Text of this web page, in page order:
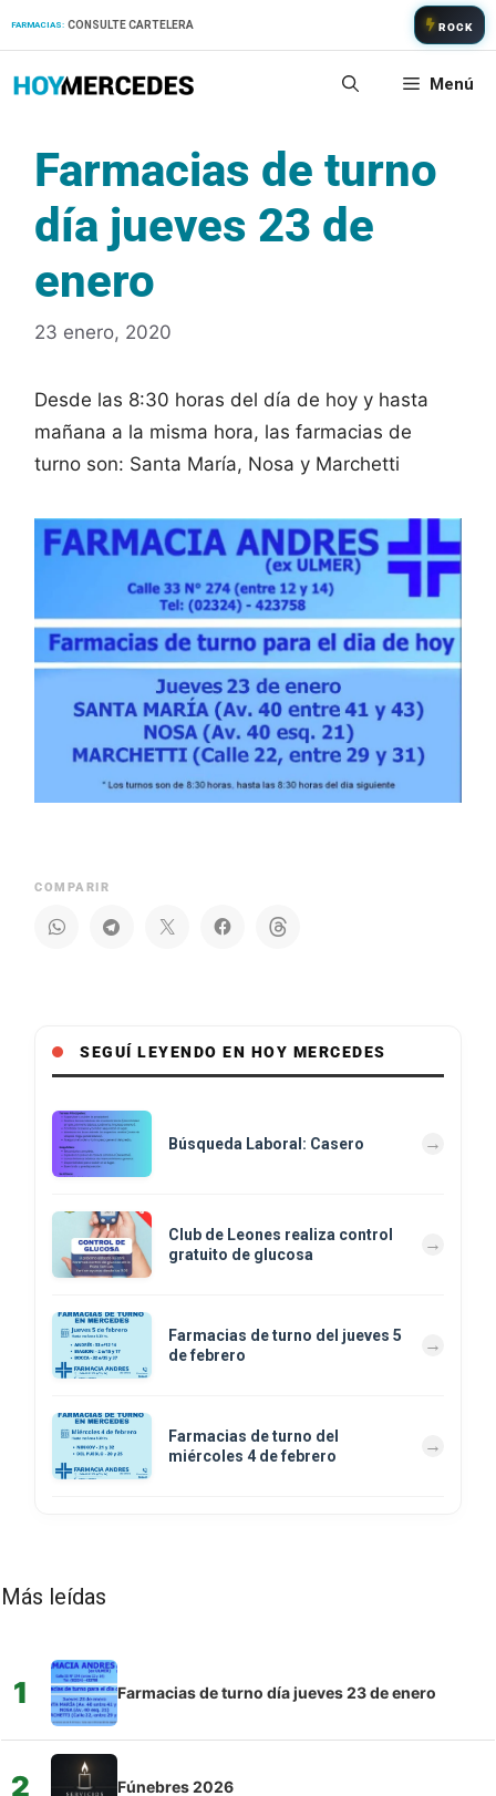
FARMACIAS: CONSULTE CARTELERA ROCK
Menú
Farmacias de turno
día jueves 23 de
enero
23 enero, 2020
Desde las 8:30 horas del día de hoy y hasta
mañana a la misma hora, las farmacias de
turno son: Santa María, Nosa y Marchetti
COMPARIR
SEGUÍ LEYENDO EN HOY MERCEDES
Búsqueda Laboral: Casero
Club de Leones realiza control
gratuito de glucosa
Farmacias de turno del jueves 5
de febrero
Farmacias de turno del
miércoles 4 de febrero
Más leídas
1 Farmacias de turno día jueves 23 de enero
2 Fúnebres 2026